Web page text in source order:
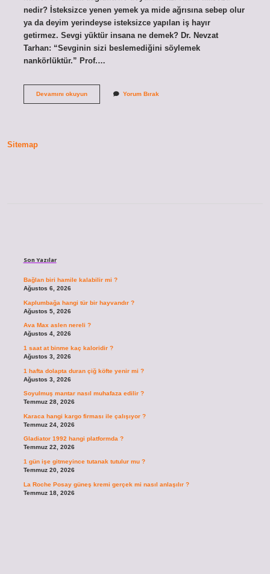
nedir? İsteksizce yenen yemek ya mide ağrısına sebep olur
ya da deyim yerindeyse isteksizce yapılan iş hayır
getirmez. Sevgi yüktür insana ne demek? Dr. Nevzat
Tarhan: “Sevginin sizi beslemediğini söylemek
nankörlüktür.” Prof.…
Devamını okuyunSevgi
Yorum Bırak
Sitemap
Son Yazılar
Bağlan biri hamile kalabilir mi ?
Ağustos 6, 2026
Kaplumbağa hangi tür bir hayvandır ?
Ağustos 5, 2026
Ava Max aslen nereli ?
Ağustos 4, 2026
1 saat at binme kaç kaloridir ?
Ağustos 3, 2026
1 hafta dolapta duran çiğ köfte yenir mi ?
Ağustos 3, 2026
Soyulmuş mantar nasıl muhafaza edilir ?
Temmuz 28, 2026
Karaca hangi kargo firması ile çalışıyor ?
Temmuz 24, 2026
Gladiator 1992 hangi platformda ?
Temmuz 22, 2026
1 gün işe gitmeyince tutanak tutulur mu ?
Temmuz 20, 2026
La Roche Posay güneş kremi gerçek mi nasıl anlaşılır ?
Temmuz 18, 2026